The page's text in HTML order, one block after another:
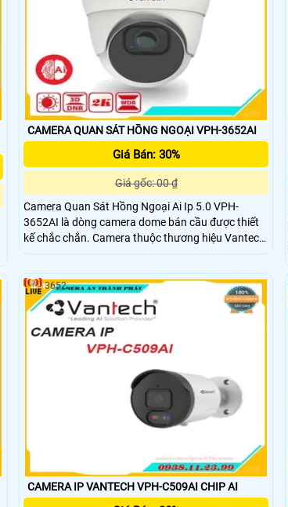
CAMERA QUAN SÁT HỒNG NGOẠI VPH-3652AI
Giá Bán: 30%
Giá gốc: 00 ₫
Camera Quan Sát Hồng Ngoại Ai Ip 5.0 VPH-
3652AI là dòng camera dome bán cầu được thiết
kế chắc chắn. Camera thuộc thương hiệu Vantech
một trong những thương hiệu camera tót nhất tại
CAMERA IP VANTECH VPH-C509AI CHIP AI
3652